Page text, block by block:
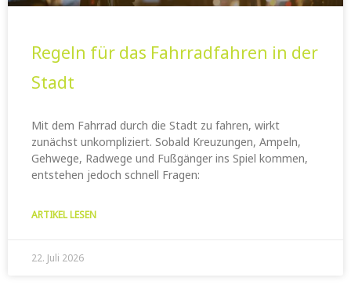
Regeln für das Fahrradfahren in der
Stadt
Mit dem Fahrrad durch die Stadt zu fahren, wirkt
zunächst unkompliziert. Sobald Kreuzungen, Ampeln,
Gehwege, Radwege und Fußgänger ins Spiel kommen,
entstehen jedoch schnell Fragen:
ARTIKEL LESEN
22. Juli 2026